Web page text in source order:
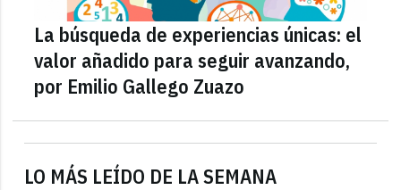
LO MÁS LEÍDO DE LA SEMANA
La búsqueda de experiencias únicas: el
valor añadido para seguir avanzando,
por Emilio Gallego Zuazo